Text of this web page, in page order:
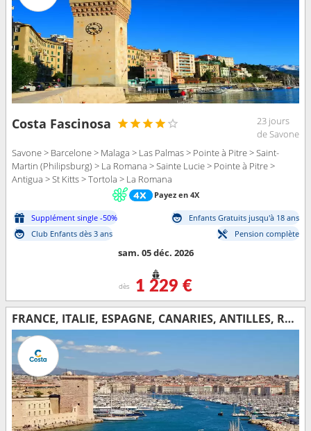
Costa Fascinosa
23 jours
de Savone
Savone > Barcelone > Malaga > Las Palmas > Pointe à Pitre > Saint-
Martin (Philipsburg) > La Romana > Sainte Lucie > Pointe à Pitre >
Antigua > St Kitts > Tortola > La Romana
Payez en 4X
Supplément single -50%
Enfants Gratuits jusqu'à 18 ans
Club Enfants dès 3 ans
Pension complète
sam. 05 déc. 2026
dès 1 229 €
FRANCE, ITALIE, ESPAGNE, CANARIES, ANTILLES, RÉP.DOMINICAINE, ILES VIERGES